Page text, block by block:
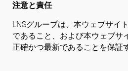
注意と責任
LNSグループは、本ウェブサイ
であること、および本ウェブサ
正確かつ最新であることを保証